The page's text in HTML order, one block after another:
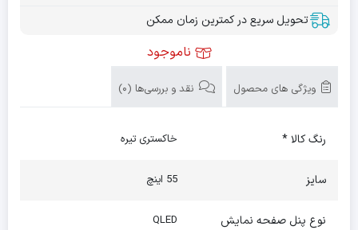
تحویل سریع در کمترین زمان ممکن
ناموجود
ویژگی های محصول نقد و بررسی‌ها (0)
رنگ کالا * خاکستری تیره
سایز 55 اینچ
نوع پنل صفحه نمایش QLED